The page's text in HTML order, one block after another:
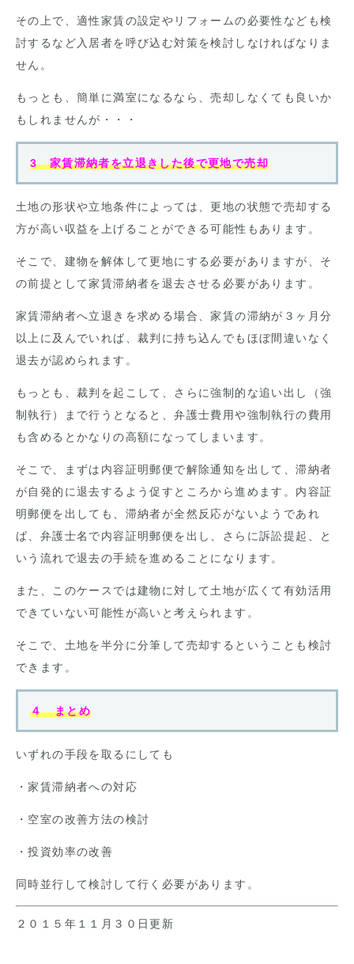
その上で、適性家賃の設定やリフォームの必要性なども検
討するなど入居者を呼び込む対策を検討しなければなりま
せん。
もっとも、簡単に満室になるなら、売却しなくても良いか
もしれませんが・・・
3 家賃滞納者を立退きした後で更地で売却
土地の形状や立地条件によっては、更地の状態で売却する
方が高い収益を上げることができる可能性もあります。
そこで、建物を解体して更地にする必要がありますが、そ
の前提として家賃滞納者を退去させる必要があります。
家賃滞納者へ立退きを求める場合、家賃の滞納が３ヶ月分
以上に及んでいれば、裁判に持ち込んでもほぼ間違いなく
退去が認められます。
もっとも、裁判を起こして、さらに強制的な追い出し（強
制執行）まで行うとなると、弁護士費用や強制執行の費用
も含めるとかなりの高額になってしまいます。
そこで、まずは内容証明郵便で解除通知を出して、滞納者
が自発的に退去するよう促すところから進めます。内容証
明郵便を出しても、滞納者が全然反応がないようであれ
ば、弁護士名で内容証明郵便を出し、さらに訴訟提起、と
いう流れで退去の手続を進めることになります。
また、このケースでは建物に対して土地が広くて有効活用
できていない可能性が高いと考えられます。
そこで、土地を半分に分筆して売却するということも検討
できます。
４ まとめ
いずれの手段を取るにしても
・家賃滞納者への対応
・空室の改善方法の検討
・投資効率の改善
同時並行して検討して行く必要があります。
２０１５年１１月３０日更新